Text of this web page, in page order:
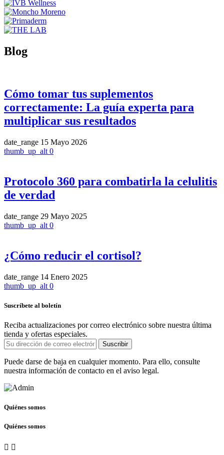
Blog
Cómo tomar tus suplementos
correctamente: La guía experta para
multiplicar sus resultados
date_range 15 Mayo 2026
thumb_up_alt 0
Protocolo 360 para combatirla la celulitis
de verdad
date_range 29 Mayo 2025
thumb_up_alt 0
¿Cómo reducir el cortisol?
date_range 14 Enero 2025
thumb_up_alt 0
Suscríbete al boletín
Reciba actualizaciones por correo electrónico sobre nuestra última
tienda y ofertas especiales.
Suscribir
Puede darse de baja en cualquier momento. Para ello, consulte
nuestra información de contacto en el aviso legal.
Quiénes somos
Quiénes somos
 